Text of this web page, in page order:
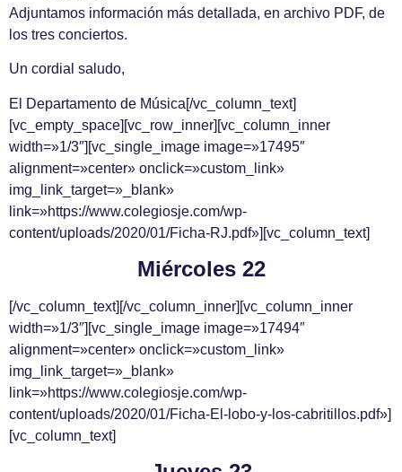
Adjuntamos información más detallada, en archivo PDF, de
los tres conciertos.
Un cordial saludo,
El Departamento de Música[/vc_column_text]
[vc_empty_space][vc_row_inner][vc_column_inner
width=»1/3″][vc_single_image image=»17495″
alignment=»center» onclick=»custom_link»
img_link_target=»_blank»
link=»https://www.colegiosje.com/wp-
content/uploads/2020/01/Ficha-RJ.pdf»][vc_column_text]
Miércoles 22
[/vc_column_text][/vc_column_inner][vc_column_inner
width=»1/3″][vc_single_image image=»17494″
alignment=»center» onclick=»custom_link»
img_link_target=»_blank»
link=»https://www.colegiosje.com/wp-
content/uploads/2020/01/Ficha-El-lobo-y-los-cabritillos.pdf»]
[vc_column_text]